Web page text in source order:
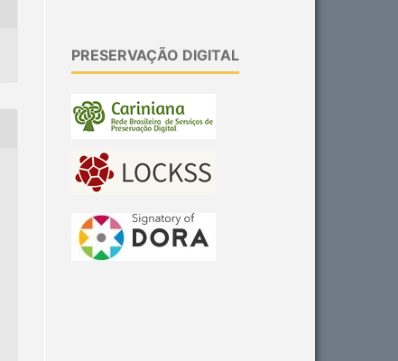
PRESERVAÇÃO DIGITAL